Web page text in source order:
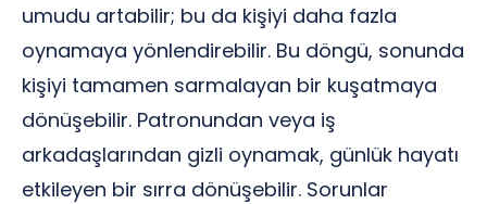
umudu artabilir; bu da kişiyi daha fazla
oynamaya yönlendirebilir. Bu döngü, sonunda
kişiyi tamamen sarmalayan bir kuşatmaya
dönüşebilir. Patronundan veya iş
arkadaşlarından gizli oynamak, günlük hayatı
etkileyen bir sırra dönüşebilir. Sorunlar